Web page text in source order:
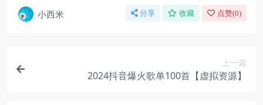
小西米 分享 收藏 点赞(0)
上一篇
2024抖音爆火歌单100首【虚拟资源】